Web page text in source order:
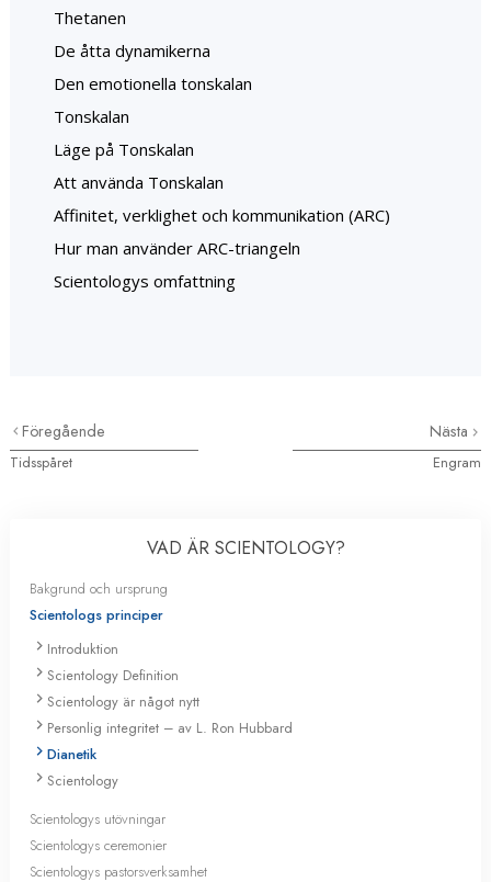
Thetanen
De åtta dynamikerna
Den emotionella tonskalan
Tonskalan
Läge på Tonskalan
Att använda Tonskalan
Affinitet, verklighet och kommunikation (ARC)
Hur man använder ARC-triangeln
Scientologys omfattning
Föregående
Tidsspåret
Nästa
Engram
VAD ÄR SCIENTOLOGY?
Bakgrund och ursprung
Scientologs principer
Introduktion
Scientology Definition
Scientology är något nytt
Personlig integritet – av L. Ron Hubbard
Dianetik
Scientology
Scientologys utövningar
Scientologys ceremonier
Scientologys pastorsverksamhet